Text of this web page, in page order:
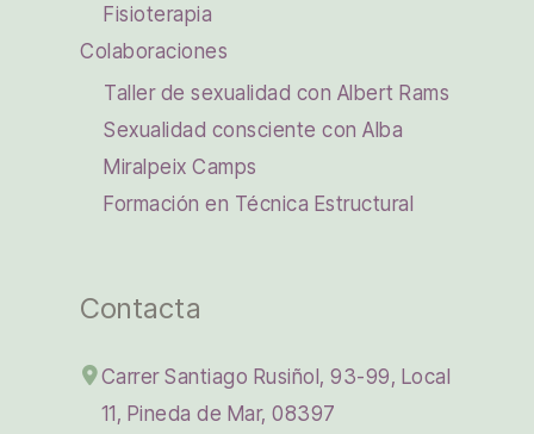
Fisioterapia
Colaboraciones
Taller de sexualidad con Albert Rams
Sexualidad consciente con Alba
Miralpeix Camps
Formación en Técnica Estructural
Contacta
Carrer Santiago Rusiñol, 93-99, Local
11, Pineda de Mar, 08397